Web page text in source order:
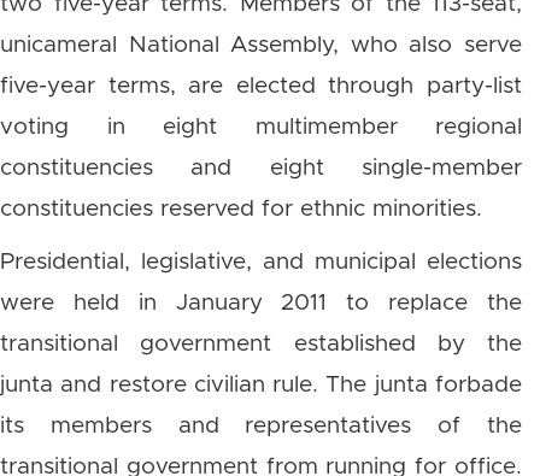
unicameral National Assembly, who also serve
five-year terms, are elected through party-list
voting in eight multimember regional
constituencies and eight single-member
constituencies reserved for ethnic minorities.
Presidential, legislative, and municipal elections
were held in January 2011 to replace the
transitional government established by the
junta and restore civilian rule. The junta forbade
its members and representatives of the
transitional government from running for office.